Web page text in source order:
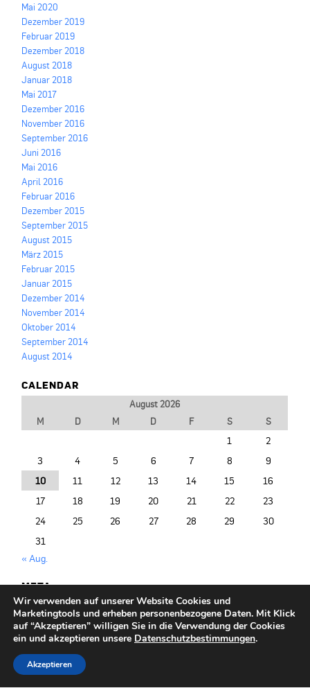
Mai 2020
Dezember 2019
Februar 2019
Dezember 2018
August 2018
Januar 2018
Mai 2017
Dezember 2016
November 2016
September 2016
Juni 2016
Mai 2016
April 2016
Februar 2016
Dezember 2015
September 2015
August 2015
März 2015
Februar 2015
Januar 2015
Dezember 2014
November 2014
Oktober 2014
September 2014
August 2014
CALENDAR
August 2026
M
D M D F S S
1
2
3
4 5 6 7 8
9
10
11 12 13 14 15
16
17
18 19 20 21 22
23
24
25 26 27 28 29
30
31
« Aug.
META
Anmelden
Entries (RSS)
© 2014-2026 PRIMO PORTAL |
Wir verwenden auf unserer Website Cookies und
Marketingtools und erheben personenbezogene Daten. Mit Klick
auf “Akzeptieren” willigen Sie in die Verwendung der Cookies
ein und akzeptieren unsere Datenschutzbestimmungen.
Akzeptieren